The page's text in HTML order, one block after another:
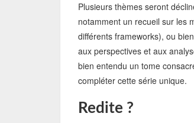
Plusieurs thèmes seront
notamment un recueil sur les
différents frameworks), ou
aux perspectives et aux
bien entendu un tome
compléter cette série unique.
Redite ?